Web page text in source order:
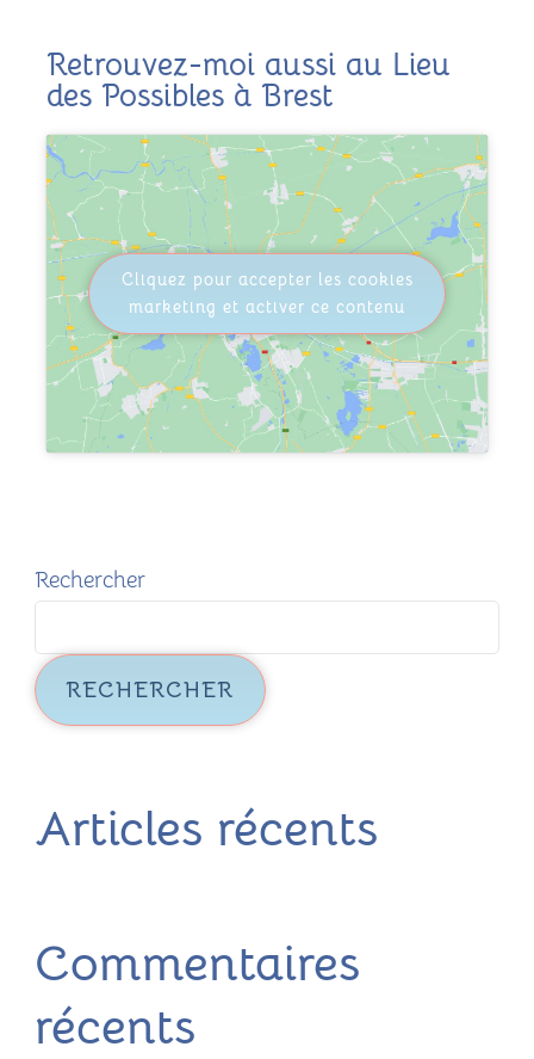
Retrouvez-moi aussi au Lieu
des Possibles à Brest
Cliquez pour accepter les cookies
marketing et activer ce contenu
Rechercher
RECHERCHER
Articles récents
Commentaires
récents